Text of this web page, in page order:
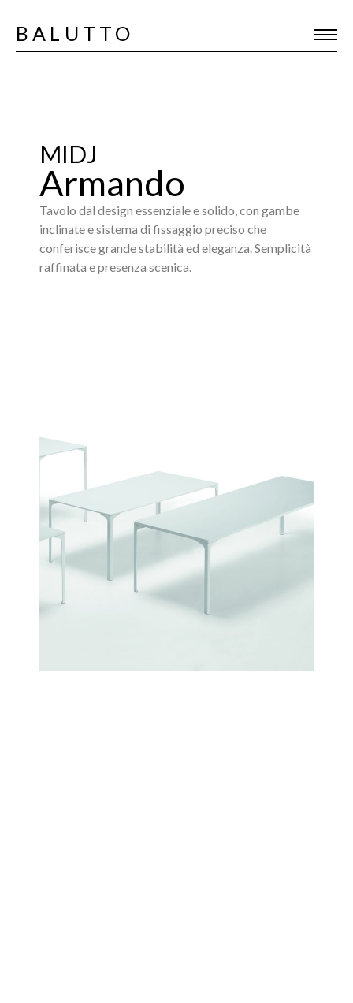
BALUTTO
MIDJ
Armando
Tavolo dal design essenziale e solido, con gambe
inclinate e sistema di fissaggio preciso che
conferisce grande stabilità ed eleganza. Semplicità
raffinata e presenza scenica.